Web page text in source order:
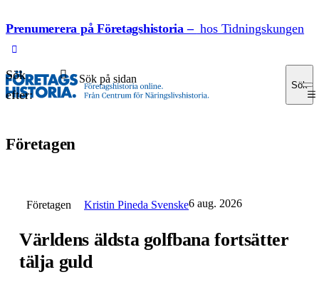
Prenumerera på Företagshistoria – hos Tidningskungen
Sök
efter:
Sök
Företagen
Företagen Kristin Pineda Svenske6 aug. 2026
Världens äldsta golfbana fortsätter
tälja guld